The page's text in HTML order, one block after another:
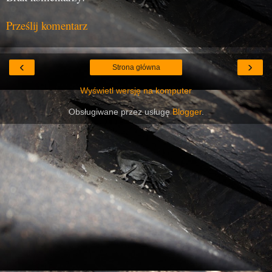
Prześlij komentarz
‹ ›
Strona główna
Wyświetl wersję na komputer
Obsługiwane przez usługęBlogger.